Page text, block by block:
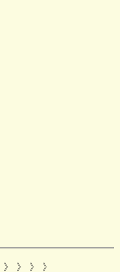
》 》 》